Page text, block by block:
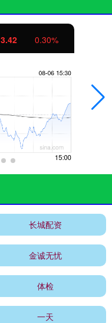
3.42 0.30%
长城配资
金诚无忧
体检
一天